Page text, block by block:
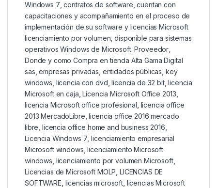
Windows 7 ,contratos de software ,cuentan con
capacitaciones y acompañamiento en el proceso de
implementación de su software y licencias Microsoft
licenciamiento por volumen ,disponible para sistemas
operativos Windows de Microsoft. Proveedor
Donde y como Compra en tienda Alta Gama Digital
sas ,empresas privadas entidades públicas key
windows licencia con dvd ,licencia de 32 bit,licencia
Microsoft en caja ,Licencia Microsoft Office 2013
licencia Microsoft office profesional licencia office
2013 MercadoLibre ,licencia office 2016 mercado
libre ,licencia office home and business 2016
Licencia Windows 7 ,licenciamiento empresarial
Microsoft windows ,licenciamiento Microsoft
windows licenciamiento por volumen Microsoft,
Licencias de Microsoft MOLP LICENCIAS DE
SOFTWARE licencias microsoft, licencias Microsoft